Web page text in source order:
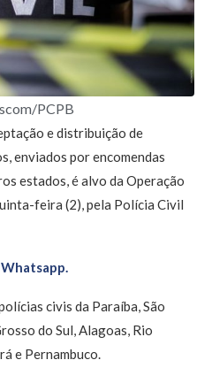
PCPB
e distribuição de
enviados por encomendas
estados, é alvo da Operação
feira (2), pela Polícia Civil
Whatsapp.
civis da Paraíba, São
do Sul, Alagoas, Rio
e Pernambuco.